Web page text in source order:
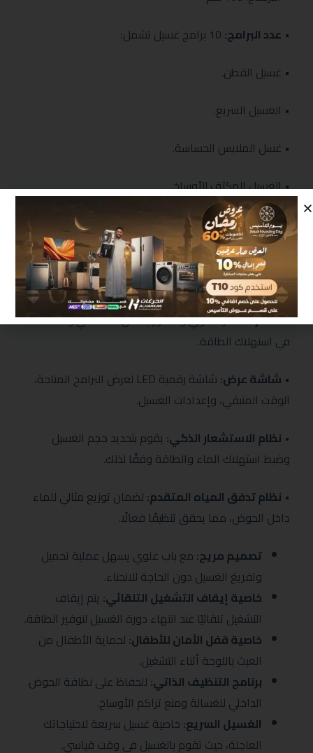
• عدد البرامج:
• غسيل القطن.
• الغسيل السريع.
• غسل الملابس الحساسة.
• الغسيل المكثف للأوساخ.
• برنامج لغسيل الأغطية الثقيلة.
سرعة الدوران:
700 دورة في الدقيقة، ما يتيح تجفيفًا
فعالًا ويقلل من وقت الانتظار.
•المحرك:محرك قوي ومتطور يضمن أداء عالي وكفاءة
في استهلاك الطاقة.
• شاشة عرض:
شاشة رقمية LED لعرض البرامج المتاحة،
الوقت المتبقي، وإعدادات الغسيل.
• نظام الاستشعار الذكي: يقوم بتحديد حجم الغسيل
وضبط استهلاك الماء والطاقة وفقًا لذلك.
• نظام تدفق المياه المتقدم: لضمان توزيع مثالي للماء
داخل الحوض، مما يحقق تنظيفًا فعالًا.
تصميم مريح: مع باب علوي يسهل عملية تحميل
وتفريغ الغسيل دون الحاجة للانحناء.
خاصية إيقاف التشغيل التلقائي: يتم إيقاف
التشغيل تلقائيًا عند انتهاء دورة الغسيل لتوفير الطاقة.
خاصية قفل الأمان للأطفال: لحماية الأطفال من
العبث باللوحة أثناء التشغيل.
برنامج التنظيف الذاتي: للحفاظ على نظافة الحوض
الداخلي للغسالة ومنع تراكم الأوساخ.
الغسيل السريع: خاصية غسيل سريعة لاحتياجاتك
العاجلة، حيث تقوم بالغسيل في وقت قياسي.